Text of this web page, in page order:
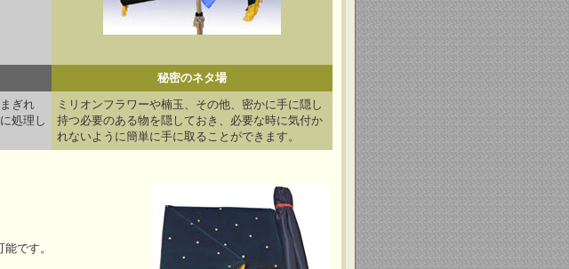
秘密のネタ場
ぎれ
処理し
ミリオンフラワーや楠玉、その他、密かに手に隠し
持つ必要のある物を隠しておき、必要な時に気付か
れないように簡単に手に取ることができます。
です。